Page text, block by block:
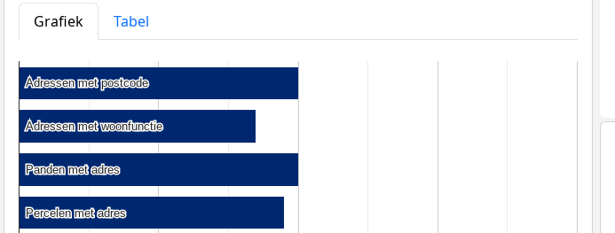
Grafiek
Tabel
Adressen met postcode
Adressen met postcode
Adressen met woonfunctie
Adressen met woonfunctie
Panden met adres
Panden met adres
Percelen met adres
Percelen met adres